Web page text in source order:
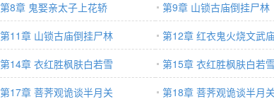
第8章 鬼娶亲太子上花轿
第9章 山锁古庙倒挂尸林
第11章 山锁古庙倒挂尸林
第12章 红衣鬼火烧文武
第14章 衣红胜枫肤白若雪
第15章 衣红胜枫肤白若雪
第17章 菩荠观诡谈半月关
第18章 菩荠观诡谈半月关